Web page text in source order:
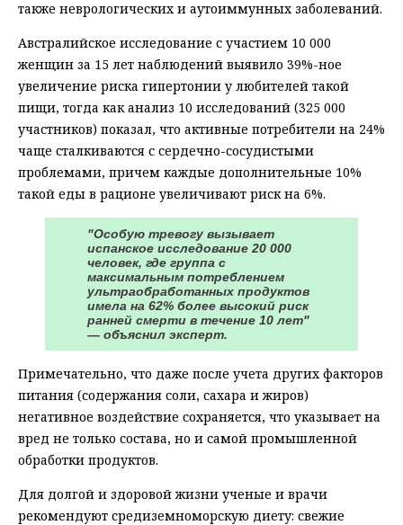
также неврологических и аутоиммунных заболеваний.
Австралийское исследование с участием 10 000
женщин за 15 лет наблюдений выявило 39%-ное
увеличение риска гипертонии у любителей такой
пищи, тогда как анализ 10 исследований (325 000
участников) показал, что активные потребители на 24%
чаще сталкиваются с сердечно-сосудистыми
проблемами, причем каждые дополнительные 10%
такой еды в рационе увеличивают риск на 6%.
"Особую тревогу вызывает
испанское исследование 20 000
человек, где группа с
максимальным потреблением
ультраобработанных продуктов
имела на 62% более высокий риск
ранней смерти в течение 10 лет"
— объяснил эксперт.
Примечательно, что даже после учета других факторов
питания (содержания соли, сахара и жиров)
негативное воздействие сохраняется, что указывает на
вред не только состава, но и самой промышленной
обработки продуктов.
Для долгой и здоровой жизни ученые и врачи
рекомендуют средиземноморскую диету: свежие